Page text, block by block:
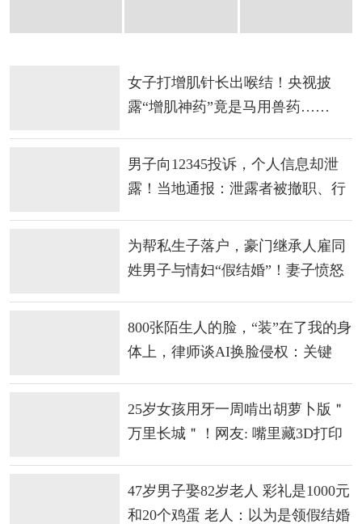
女子打增肌针长出喉结！央视披
露“增肌神药”竟是马用兽药……
男子向12345投诉，个人信息却泄
露！当地通报：泄露者被撤职、行
为帮私生子落户，豪门继承人雇同
姓男子与情妇“假结婚”！妻子愤怒
800张陌生人的脸，“装”在了我的身
体上，律师谈AI换脸侵权：关键
25岁女孩用牙一周啃出胡萝卜版＂
万里长城＂！网友: 嘴里藏3D打印
47岁男子娶82岁老人 彩礼是1000元
和20个鸡蛋 老人：以为是领假结婚